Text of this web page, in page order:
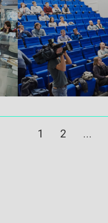
Фантастика в
чертежах: встреча
Владимиром
Губаревым
Подробнее
Встреча с
1 2 ...